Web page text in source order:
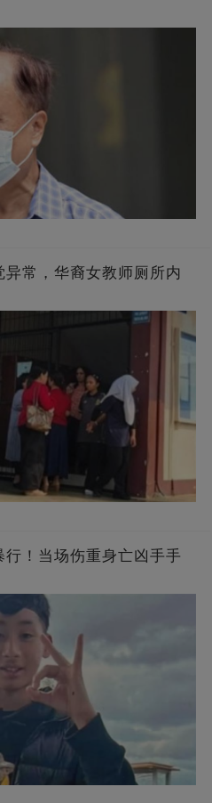
常，华裔女教师厕所内
！当场伤重身亡凶手手